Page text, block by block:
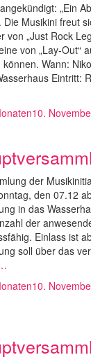
„Ein
Die Musikini freut
von „Just Rock
von „Lay-Out“
Wann:
Eintritt:
10.
der
den 07.12
in das
der
Einlass ist
soll über das
10.